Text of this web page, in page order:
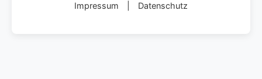
Impressum Datenschutz